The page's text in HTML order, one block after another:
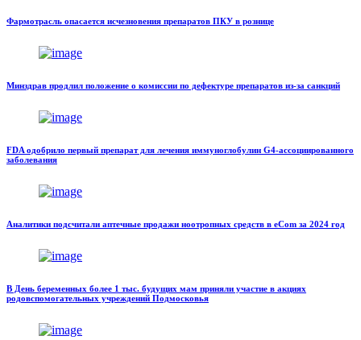
Фармотрасль опасается исчезновения препаратов ПКУ в рознице
Минздрав продлил положение о комиссии по дефектуре препаратов из-за санкций
FDA одобрило первый препарат для лечения иммуноглобулин G4-ассоциированного
заболевания
Аналитики подсчитали аптечные продажи ноотропных средств в eСom за 2024 год
В День беременных более 1 тыс. будущих мам приняли участие в акциях
родовспомогательных учреждений Подмосковья